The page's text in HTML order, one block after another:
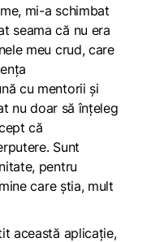
mi-a schimbat
seama că nu era
meu crud, care
cu mentorii și
nu doar să înțeleg
că
Sunt
pentru
care știa, mult
această aplicație,